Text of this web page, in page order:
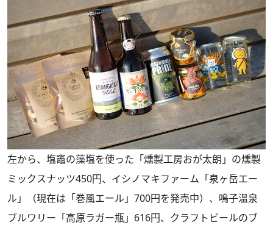
左から、塩竈の藻塩を使った「燻製工房おが太朗」の燻製
ミックスナッツ450円、イシノマキファーム「泉ヶ岳エー
ル」（現在は「巻風エール」700円を発売中）、鳴子温泉
ブルワリー「高原ラガー瓶」616円、クラフトビールのブ